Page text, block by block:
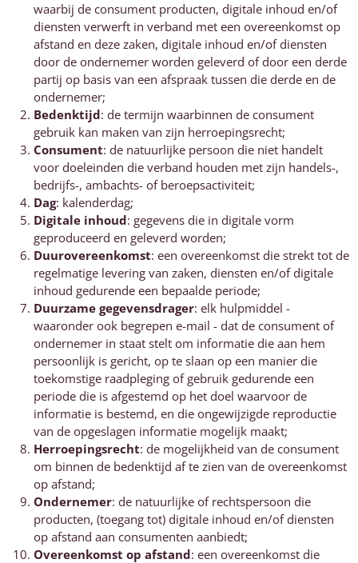
waarbij de consument producten, digitale inhoud en/of
diensten verwerft in verband met een overeenkomst op
afstand en deze zaken, digitale inhoud en/of diensten
door de ondernemer worden geleverd of door een derde
partij op basis van een afspraak tussen die derde en de
ondernemer;
Bedenktijd: de termijn waarbinnen de consument
gebruik kan maken van zijn herroepingsrecht;
Consument: de natuurlijke persoon die niet handelt
voor doeleinden die verband houden met zijn handels-,
bedrijfs-, ambachts- of beroepsactiviteit;
Dag: kalenderdag;
Digitale inhoud: gegevens die in digitale vorm
geproduceerd en geleverd worden;
Duurovereenkomst: een overeenkomst die strekt tot de
regelmatige levering van zaken, diensten en/of digitale
inhoud gedurende een bepaalde periode;
Duurzame gegevensdrager: elk hulpmiddel -
waaronder ook begrepen e-mail - dat de consument of
ondernemer in staat stelt om informatie die aan hem
persoonlijk is gericht, op te slaan op een manier die
toekomstige raadpleging of gebruik gedurende een
periode die is afgestemd op het doel waarvoor de
informatie is bestemd, en die ongewijzigde reproductie
van de opgeslagen informatie mogelijk maakt;
Herroepingsrecht: de mogelijkheid van de consument
om binnen de bedenktijd af te zien van de overeenkomst
op afstand;
Ondernemer: de natuurlijke of rechtspersoon die
producten, (toegang tot) digitale inhoud en/of diensten
op afstand aan consumenten aanbiedt;
Overeenkomst op afstand: een overeenkomst die